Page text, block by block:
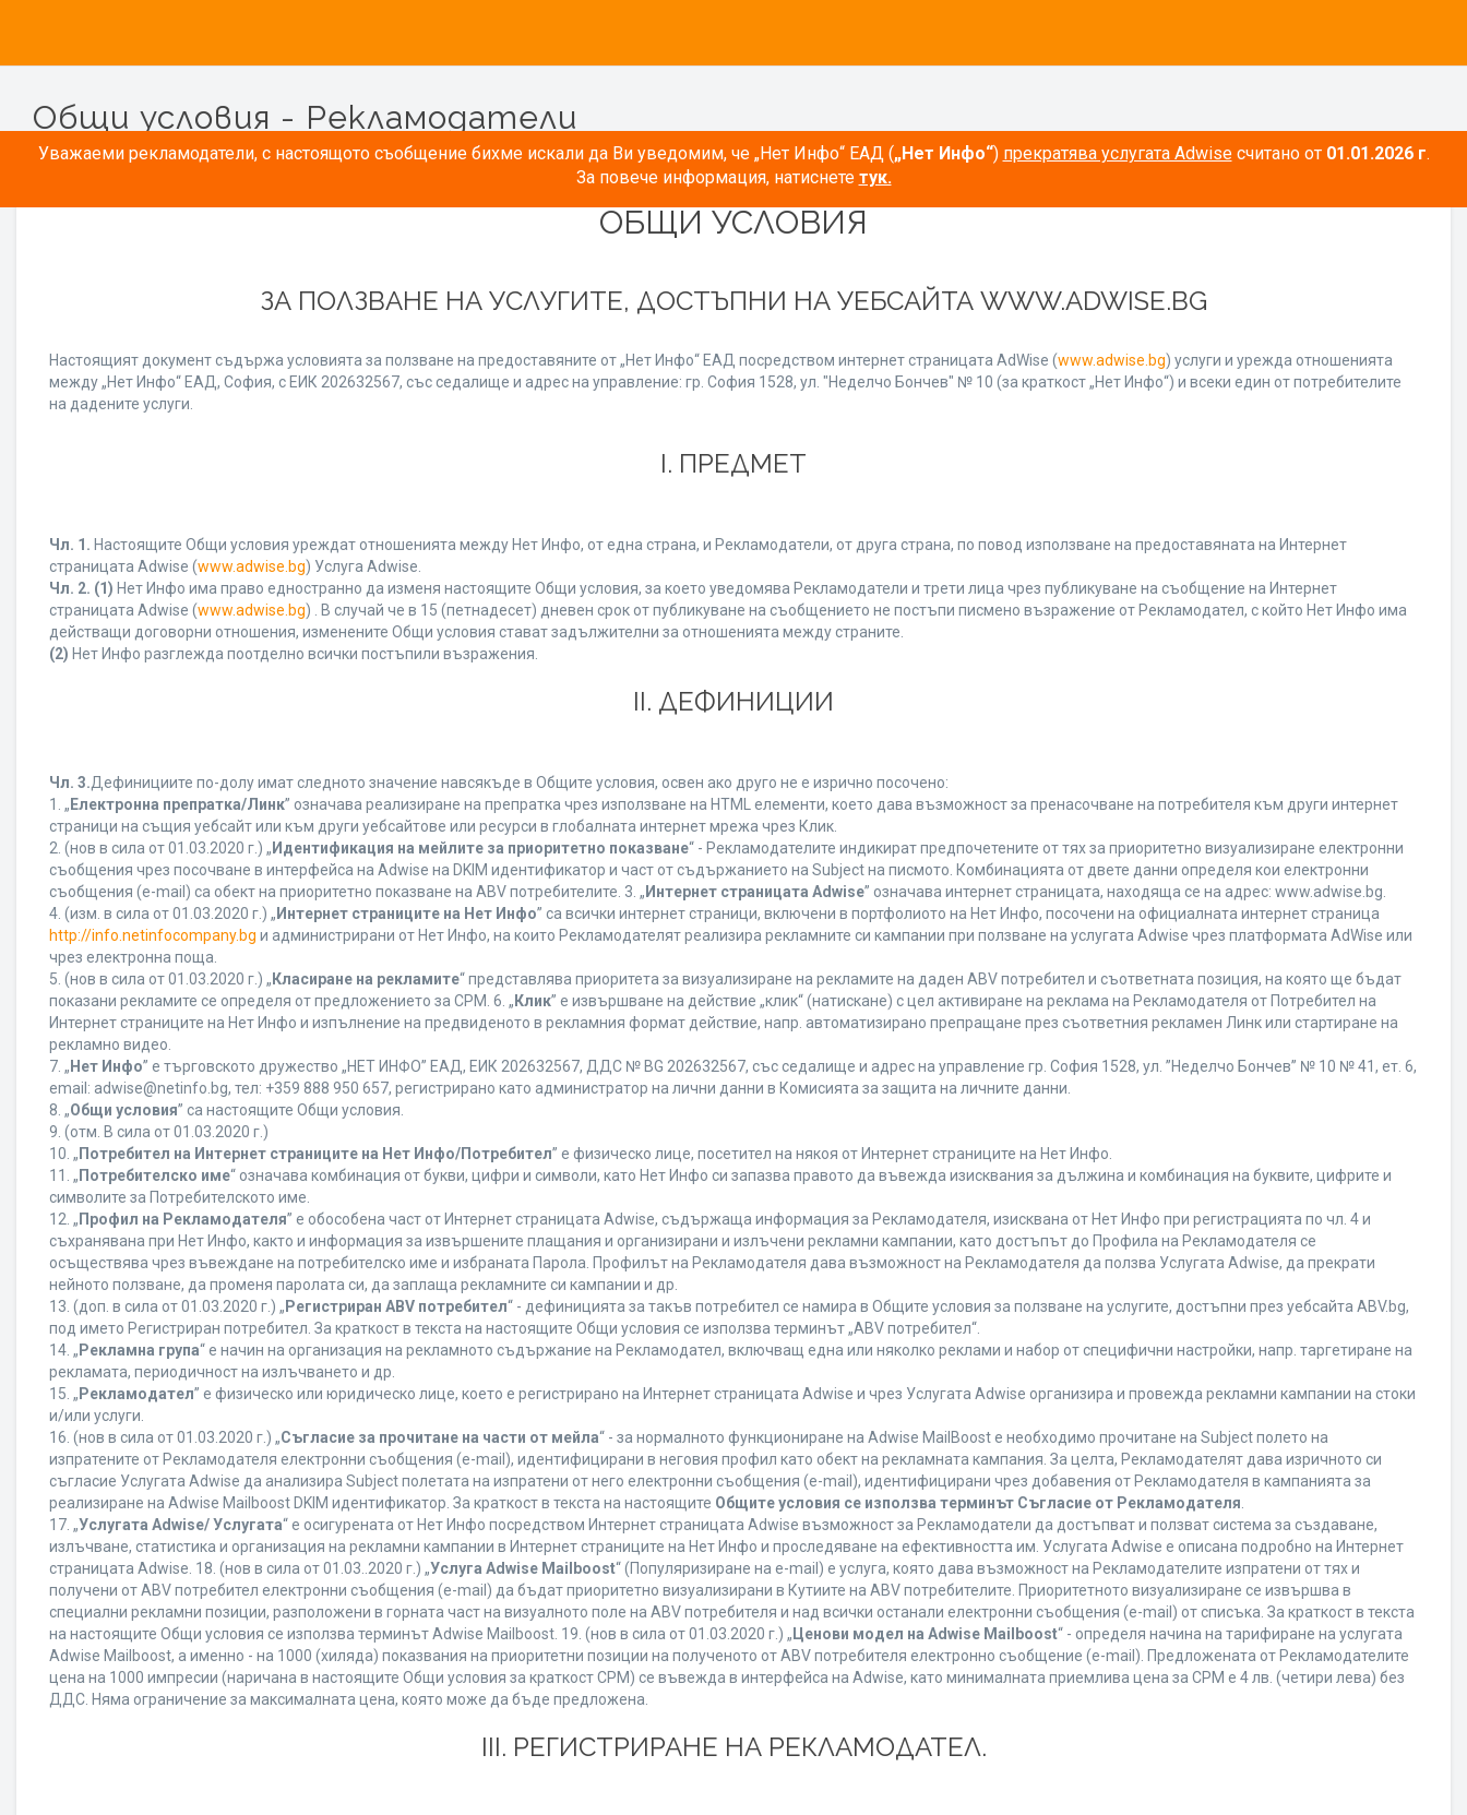
Уважаеми рекламодатели, с настоящото съобщение бихме искали да Ви уведомим, че „Нет Инфо“ ЕАД („Нет Инфо“) прекратява услугата Adwiseсчитано от 01.01.2026 г.
За повече информация, натиснете тук.
Общи условия - Рекламодатели
ОБЩИ УСЛОВИЯ
ЗА ПОЛЗВАНЕ НА УСЛУГИТЕ, ДОСТЪПНИ НА УЕБСАЙТА WWW.ADWISE.BG
Настоящият документ съдържа условията за ползване на предоставяните от „Нет Инфо“ ЕАД посредством интернет страницата AdWise (www.adwise.bg) услуги и урежда отношенията
между „Нет Инфо“ ЕАД, София, с ЕИК 202632567, със седалище и адрес на управление: гр. София 1528, ул. "Неделчо Бончев" № 10 (за краткост „Нет Инфо“) и всеки един от потребителите
на дадените услуги.
І. ПРЕДМЕТ
Чл. 1. Настоящите Общи условия уреждат отношенията между Нет Инфо, от една страна, и Рекламодатели, от друга страна, по повод използване на предоставяната на Интернет
страницата Adwise (www.adwise.bg) Услуга Adwise.
Чл. 2. (1) Нет Инфо има право едностранно да изменя настоящите Общи условия, за което уведомява Рекламодатели и трети лица чрез публикуване на съобщение на Интернет
страницата Adwise (www.adwise.bg) . В случай че в 15 (петнадесет) дневен срок от публикуване на съобщението не постъпи писмено възражение от Рекламодател, с който Нет Инфо има
действащи договорни отношения, изменените Общи условия стават задължителни за отношенията между страните.
(2) Нет Инфо разглежда поотделно всички постъпили възражения.
ІІ. ДЕФИНИЦИИ
Чл. 3.Дефинициите по-долу имат следното значение навсякъде в Общите условия, освен ако друго не е изрично посочено:
1. „ Електронна препратка/Линк” означава реализиране на препратка чрез използване на HTML елементи, което дава възможност за пренасочване на потребителя към други интернет
страници на същия уебсайт или към други уебсайтове или ресурси в глобалната интернет мрежа чрез Клик.
2. (нов в сила от 01.03.2020 г.) „ Идентификация на мейлите за приоритетно показване“ - Рекламодателите индикират предпочетените от тях за приоритетно визуализиране електронни
съобщения чрез посочване в интерфейса на Adwise на DKIM идентификатор и част от съдържанието на Subject на писмото. Комбинацията от двете данни определя кои електронни
съобщения (e-mail) са обект на приоритетно показване на ABV потребителите. 3. „ Интернет страницата Adwise” означава интернет страницата, находяща се на адрес: www.adwise.bg.
4. (изм. в сила от 01.03.2020 г.) „ Интернет страниците на Нет Инфо” са всички интернет страници, включени в портфолиото на Нет Инфо, посочени на официалната интернет страница
http://info.netinfocompany.bg и администрирани от Нет Инфо, на които Рекламодателят реализира рекламните си кампании при ползване на услугата Adwise чрез платформата AdWise или
чрез електронна поща.
5. (нов в сила от 01.03.2020 г.) „ Класиране на рекламите“ представлява приоритета за визуализиране на рекламите на даден ABV потребител и съответната позиция, на която ще бъдат
показани рекламите се определя от предложението за CPM. 6. „ Клик” е извършване на действие „клик“ (натискане) с цел активиране на реклама на Рекламодателя от Потребител на
Интернет страниците на Нет Инфо и изпълнение на предвиденото в рекламния формат действие, напр. автоматизирано препращане през съответния рекламен Линк или стартиране на
рекламно видео.
7. „ Нет Инфо” е търговското дружество „НЕТ ИНФО” ЕАД, ЕИК 202632567, ДДС № BG 202632567, със седалище и адрес на управление гр. София 1528, ул. ”Неделчо Бончев” № 10 № 41, ет. 6,
еmail: adwise@netinfo.bg, тел: +359 888 950 657, регистрирано като администратор на лични данни в Комисията за защита на личните данни.
8. „Общи условия” са настоящите Общи условия.
9. (отм. В сила от 01.03.2020 г.)
10. „ Потребител на Интернет страниците на Нет Инфо/Потребител” е физическо лице, посетител на някоя от Интернет страниците на Нет Инфо.
11. „ Потребителско име“ означава комбинация от букви, цифри и символи, като Нет Инфо си запазва правото да въвежда изисквания за дължина и комбинация на буквите, цифрите и
символите за Потребителското име.
12. „ Профил на Рекламодателя” е обособена част от Интернет страницата Adwise, съдържаща информация за Рекламодателя, изисквана от Нет Инфо при регистрацията по чл. 4 и
съхранявана при Нет Инфо, както и информация за извършените плащания и организирани и излъчени рекламни кампании, като достъпът до Профила на Рекламодателя се
осъществява чрез въвеждане на потребителско име и избраната Парола. Профилът на Рекламодателя дава възможност на Рекламодателя да ползва Услугата Adwise, да прекрати
нейното ползване, да променя паролата си, да заплаща рекламните си кампании и др.
13. (доп. в сила от 01.03.2020 г.) „ Регистриран ABV потребител“ - дефиницията за такъв потребител се намира в Общите условия за ползване на услугите, достъпни през уебсайта ABV.bg,
под името Регистриран потребител. За краткост в текста на настоящите Общи условия се използва терминът „ABV потребител“.
14. „ Рекламна група“ е начин на организация на рекламното съдържание на Рекламодател, включващ една или няколко реклами и набор от специфични настройки, напр. таргетиране на
рекламата, периодичност на излъчването и др.
15. „ Рекламодател” е физическо или юридическо лице, което е регистрирано на Интернет страницата Adwise и чрез Услугата Adwise организира и провежда рекламни кампании на стоки
и/или услуги.
16. (нов в сила от 01.03.2020 г.) „Съгласие за прочитане на части от мейла“ - за нормалното функциониране на Adwise MailBoost е необходимо прочитане на Subject полето на
изпратените от Рекламодателя електронни съобщения (e-mail), идентифицирани в неговия профил като обект на рекламната кампания. За целта, Рекламодателят дава изричното си
съгласие Услугата Adwise да анализира Subject полетата на изпратени от него електронни съобщения (e-mail), идентифицирани чрез добавения от Рекламодателя в кампанията за
реализиране на Adwise Mailboost DKIM идентификатор. За краткост в текста на настоящите Общите условия се използва терминът Съгласие от Рекламодателя
17. „Услугата Adwise/ Услугата“ е осигурената от Нет Инфо посредством Интернет страницата Adwise възможност за Рекламодатели да достъпват и ползват система за създаване,
излъчване, статистика и организация на рекламни кампании в Интернет страниците на Нет Инфо и проследяване на ефективността им. Услугата Adwise е описана подробно на Интернет
страницата Adwise. 18. (нов в сила от 01.03..2020 г.) „Услуга Adwise Mailboost“ (Популяризиране на e-mail) е услуга, която дава възможност на Рекламодателите изпратени от тях и
получени от ABV потребител електронни съобщения (e-mail) да бъдат приоритетно визуализирани в Кутиите на ABV потребителите. Приоритетното визуализиране се извършва в
специални рекламни позиции, разположени в горната част на визуалното поле на ABV потребителя и над всички останали електронни съобщения (e-mail) от списъка. За краткост в текста
на настоящите Общи условия се използва терминът Adwise Mailboost. 19. (нов в сила от 01.03.2020 г.) „ Ценови модел на Adwise Mailboost“ - определя начина на тарифиране на услугата
Adwise Mailboost, а именно - на 1000 (хиляда) показвания на приоритетни позиции на полученото от ABV потребителя електронно съобщение (e-mail). Предложената от Рекламодателите
цена на 1000 импресии (наричана в настоящите Общи условия за краткост CPM) се въвежда в интерфейса на Adwise, като минималната приемлива цена за CPM е 4 лв. (четири лева) без
ДДС. Няма ограничение за максималната цена, която може да бъде предложена.
ІІІ. РЕГИСТРИРАНЕ НА РЕКЛАМОДАТЕЛ.